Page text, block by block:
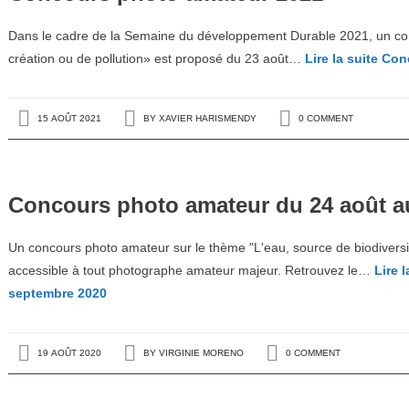
Dans le cadre de la Semaine du développement Durable 2021, un
création ou de pollution» est proposé du 23 août… Lire la suite
15 AOÛT 2021 BYXAVIER HARISMENDY 0 COMMENT
Concours photo amateur du 24 août
Un concours photo amateur sur le thème "L'eau, source de
accessible à tout photographe amateur majeur. Retrouvez le… Lire
septembre 2020
19 AOÛT 2020 BYVIRGINIE MORENO 0 COMMENT